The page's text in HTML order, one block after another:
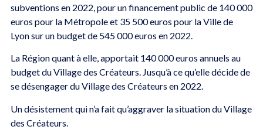
subventions en 2022, pour un financement public de 140 000
euros pour la Métropole et 35 500 euros pour la Ville de
Lyon sur un budget de 545 000 euros en 2022.
La Région quant à elle, apportait 140 000 euros annuels au
budget du Village des Créateurs. Jusqu’à ce qu’elle décide de
se désengager du Village des Créateurs en 2022.
Un désistement qui n’a fait qu’aggraver la situation du Village
des Créateurs.